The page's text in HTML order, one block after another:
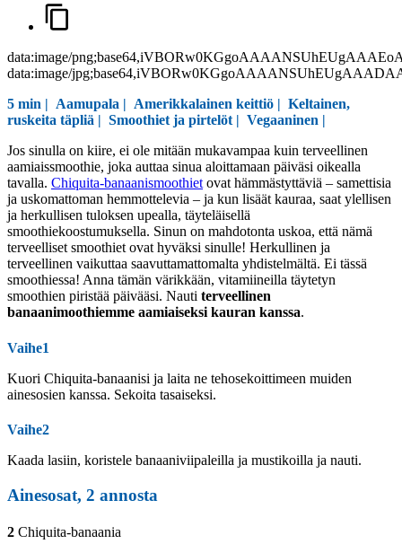
data:image/
data:image/
5 min | Aamupala | Amerikkalainen keittiö | Keltainen,
ruskeita täpliä | Smoothiet ja pirtelöt | Vegaaninen |
Jos sinulla on kiire, ei ole mitään mukavampaa kuin terveellinen
aamiaissmoothie, joka auttaa sinua aloittamaan päiväsi oikealla
tavalla. Chiquita-banaanismoothiet ovat hämmästyttäviä – samettisia
ja uskomattoman hemmottelevia – ja kun lisäät kauraa, saat ylellisen
ja herkullisen tuloksen upealla, täyteläisellä
smoothiekoostumuksella. Sinun on mahdotonta uskoa, että nämä
terveelliset smoothiet ovat hyväksi sinulle! Herkullinen ja
terveellinen vaikuttaa saavuttamattomalta yhdistelmältä. Ei tässä
smoothiessa! Anna tämän värikkään, vitamiineilla täytetyn
smoothien piristää päivääsi. Nauti terveellinen
banaanimoothiemme aamiaiseksi kauran kanssa.
Vaihe1
Kuori Chiquita-banaanisi ja laita ne tehosekoittimeen muiden
ainesosien kanssa. Sekoita tasaiseksi.
Vaihe2
Kaada lasiin, koristele banaaniviipaleilla ja mustikoilla ja nauti.
Ainesosat, 2 annosta
2 Chiquita-banaania